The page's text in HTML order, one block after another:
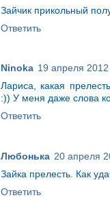
Зайчик прикольный
Ответить
Ninoka 19 апреля 2012
Лариса, какая
:)) У меня даже слова
Ответить
Любонька 20 апреля
Зайка прелесть. Как
Ответить